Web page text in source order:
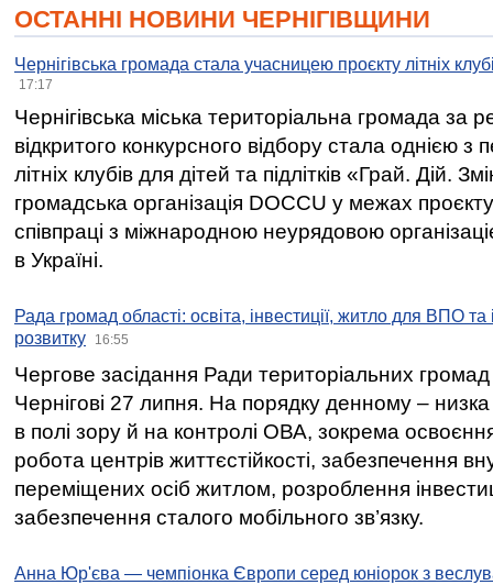
ОСТАННІ НОВИНИ ЧЕРНІГІВЩИНИ
Чернігівська громада стала учасницею проєкту літніх
17:17
Чернігівська міська територіальна громада за
відкритого конкурсного відбору стала однією
літніх клубів для дітей та підлітків «Грай. Дій.
громадська організація DOCCU у межах
співпраці з міжнародною неурядовою
в Україні.
Рада громад області: освіта, інвестиції, житло для ВПО
розвитку
16:55
Чергове засідання Ради територіальних громад
Чернігові 27 липня. На порядку денному –
в полі зору й на контролі ОВА, зокрема освоєння
робота центрів життєстійкості, забезпечення
переміщених осіб житлом, розроблення
забезпечення сталого мобільного зв’язку.
Анна Юр'єва — чемпіонка Європи серед юніорок з